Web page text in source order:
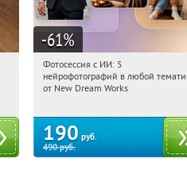
-61%
06:24:32
Россия
Фотосессия с ИИ: 5
нейрофотографий в любой
от New Dream Works
190 руб.
490руб.